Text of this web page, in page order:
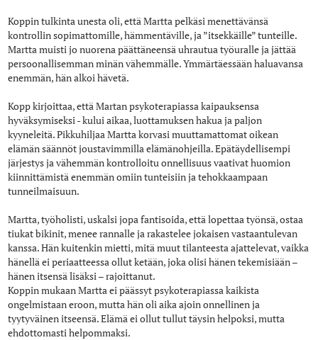
Koppin tulkinta unesta oli, että Martta pelkäsi menettävänsä
kontrollin sopimattomille, hämmentäville, ja ”itsekkäille” tunteille.
Martta muisti jo nuorena päättäneensä uhrautua työuralle ja jättää
persoonallisemman minän vähemmälle. Ymmärtäessään haluavansa
enemmän, hän alkoi hävetä.
Kopp kirjoittaa, että Martan psykoterapiassa kaipauksensa
hyväksymiseksi - kului aikaa, luottamuksen hakua ja paljon
kyyneleitä. Pikkuhiljaa Martta korvasi muuttamattomat oikean
elämän säännöt joustavimmilla elämänohjeilla. Epätäydellisempi
järjestys ja vähemmän kontrolloitu onnellisuus vaativat huomion
kiinnittämistä enemmän omiin tunteisiin ja tehokkaampaan
tunneilmaisuun.
Martta, työholisti, uskalsi jopa fantisoida, että lopettaa työnsä, ostaa
tiukat bikinit, menee rannalle ja rakastelee jokaisen vastaantulevan
kanssa. Hän kuitenkin mietti, mitä muut tilanteesta ajattelevat, vaikka
hänellä ei periaatteessa ollut ketään, joka olisi hänen tekemisiään –
hänen itsensä lisäksi – rajoittanut.
Koppin mukaan Martta ei päässyt psykoterapiassa kaikista
ongelmistaan eroon, mutta hän oli aika ajoin onnellinen ja
tyytyväinen itseensä. Elämä ei ollut tullut täysin helpoksi, mutta
ehdottomasti helpommaksi.